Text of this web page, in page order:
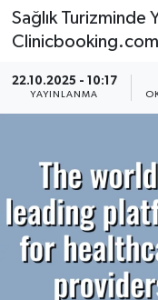
Sağlık Turizminde
22.10.2025 - 10:17
YAYINLANMA
KÜLTÜR SANAT
MAGAZİN